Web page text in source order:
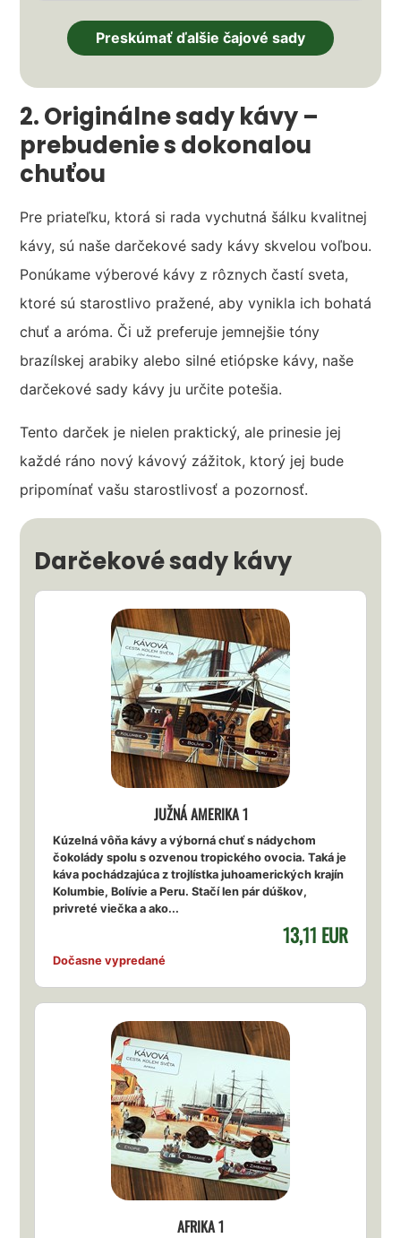
Preskúmať ďalšie čajové sady
2. Originálne sady kávy –
prebudenie s dokonalou
chuťou
Pre priateľku, ktorá si rada vychutná šálku kvalitnej
kávy, sú naše darčekové sady kávy skvelou voľbou.
Ponúkame výberové kávy z rôznych častí sveta,
ktoré sú starostlivo pražené, aby vynikla ich bohatá
chuť a aróma. Či už preferuje jemnejšie tóny
brazílskej arabiky alebo silné etiópske kávy, naše
darčekové sady kávy ju určite potešia.
Tento darček je nielen praktický, ale prinesie jej
každé ráno nový kávový zážitok, ktorý jej bude
pripomínať vašu starostlivosť a pozornosť.
Darčekové sady kávy
JUŽNÁ AMERIKA 1
Kúzelná vôňa kávy a výborná chuť s nádychom
čokolády spolu s ozvenou tropického ovocia. Taká je
káva pochádzajúca z trojlístka juhoamerických krajín
Kolumbie, Bolívie a Peru. Stačí len pár dúškov,
privreté viečka a ako...
Dočasne vypredané
13,11 EUR
AFRIKA 1